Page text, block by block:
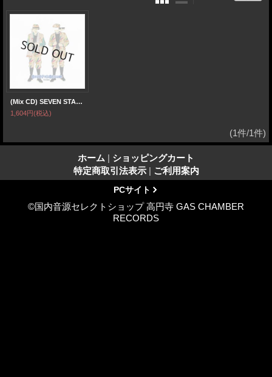
(Mix CD) SEVEN STARS / South Pole Stream
1,604円(税込)
(1件/1件)
ホーム | ショッピングカート
特定商取引法表示 | ご利用案内
PCサイト
©国内音源セレクトショップ 高円寺 GAS CHAMBER
RECORDS